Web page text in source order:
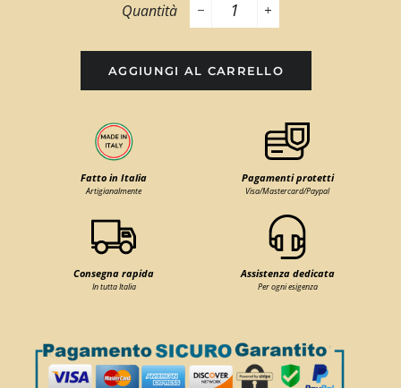
Quantità
−
+
AGGIUNGI AL CARRELLO
Fatto in Italia
Artigianalmente
Pagamenti protetti
Visa/Mastercard/Paypal
Consegna rapida
In tutta Italia
Assistenza dedicata
Per ogni esigenza